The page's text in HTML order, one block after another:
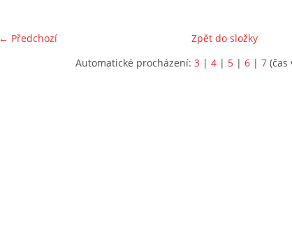
← Předchozí
Zpět do složky
Automatické procházení: 3 | 4 | 5 | 6 | 7 (čas